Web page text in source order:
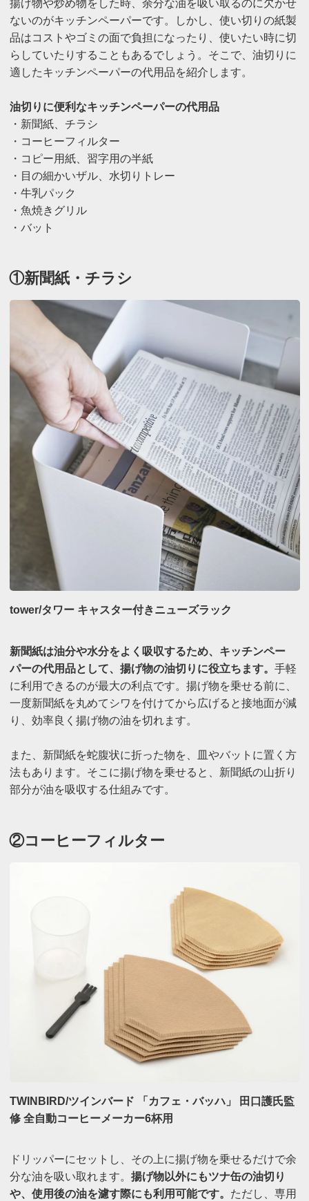
揚げ物や炒め物をした時、余分な油を吸い取るのに欠かせ
ないのがキッチンペーパーです。しかし、使い切りの紙製
品はコストやゴミの面で負担になったり、使いたい時に切
らしていたりすることもあるでしょう。そこで、油切りに
適したキッチンペーパーの代用品を紹介します。
油切りに便利なキッチンペーパーの代用品
・新聞紙、チラシ
・コーヒーフィルター
・コピー用紙、習字用の半紙
・目の細かいザル、水切りトレー
・牛乳パック
・魚焼きグリル
・バット
①新聞紙・チラシ
tower/タワー キャスター付きニューズラック
新聞紙は油分や水分をよく吸収するため、キッチンペー
パーの代用品として、揚げ物の油切りに役立ちます。 手軽
に利用できるのが最大の利点です。揚げ物を乗せる前に、
一度新聞紙を丸めてシワを付けてから広げると接地面が減
り、効率良く揚げ物の油を切れます。
また、新聞紙を蛇腹状に折った物を、皿やバットに置く方
法もあります。そこに揚げ物を乗せると、新聞紙の山折り
部分が油を吸収する仕組みです。
②コーヒーフィルター
TWINBIRD/ツインバード 「カフェ・バッハ」 田口護氏監
修 全自動コーヒーメーカー6杯用
ドリッパーにセットし、その上に揚げ物を乗せるだけで余
分な油を吸い取れます。 揚げ物以外にもツナ缶の油切り
や、使用後の油を濾す際にも利用可能です。 ただし、専用